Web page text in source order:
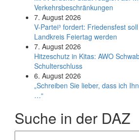
Verkehrsbeschränkungen
7. August 2026
V-Partei­³ fordert: Friedens­fest
Land­kreis Feier­tag werden
7. August 2026
Hitzeschutz in Kitas: AWO
Schulterschluss
6. August 2026
„Schreiben Sie lieber, dass ich
…“
Suche in der DAZ